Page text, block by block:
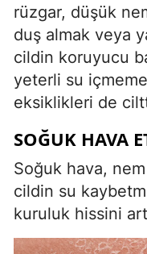
rüzgar, düşük
duş almak veya
cildin koruyucu
yeterli su
eksiklikleri de
SOĞUK HAVA
Soğuk hava,
cildin su
kuruluk hissini